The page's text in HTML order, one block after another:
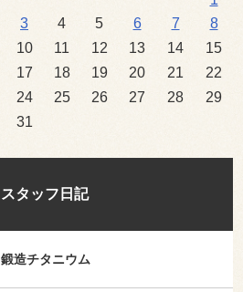
3 4 5 6 7
8
10 11 12 13 14
15
17 18 19 20 21
22
24 25 26 27 28
29
31
スタッフ日記
鍛造チタニウム